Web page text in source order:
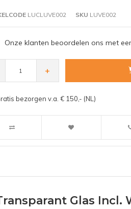
LUCLUVE002 SKU LUVE002
Onze klanten beoordelen ons met
+
bezorgen v.a. € 150,- (NL)
Glas